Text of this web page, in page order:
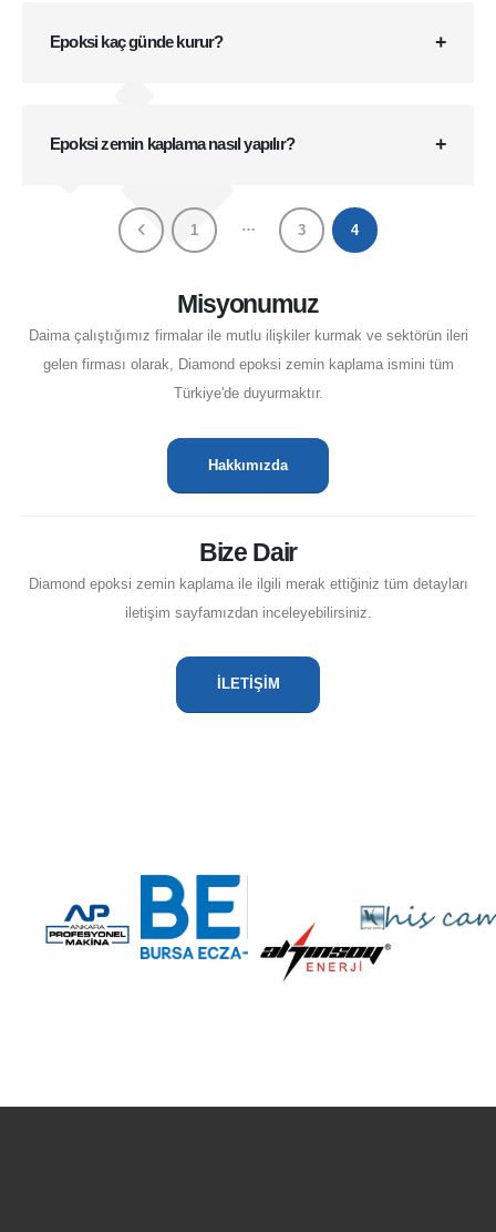
Epoksi kaç günde kurur?
Epoksi zemin kaplama nasıl yapılır?
1 … 3 4
Misyonumuz
Daima çalıştığımız firmalar ile mutlu ilişkiler kurmak ve sektörün ileri
gelen firması olarak, Diamond epoksi zemin kaplama ismini tüm
Türkiye'de duyurmaktır.
Hakkımızda
Bize Dair
Diamond epoksi zemin kaplama ile ilgili merak ettiğiniz tüm detayları
iletişim sayfamızdan inceleyebilirsiniz.
İLETİŞİM